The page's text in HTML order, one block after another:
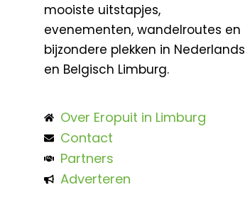
mooiste uitstapjes,
evenementen, wandelroutes en
bijzondere plekken in Nederlands
en Belgisch Limburg.
Over Eropuit in Limburg
Contact
Partners
Adverteren